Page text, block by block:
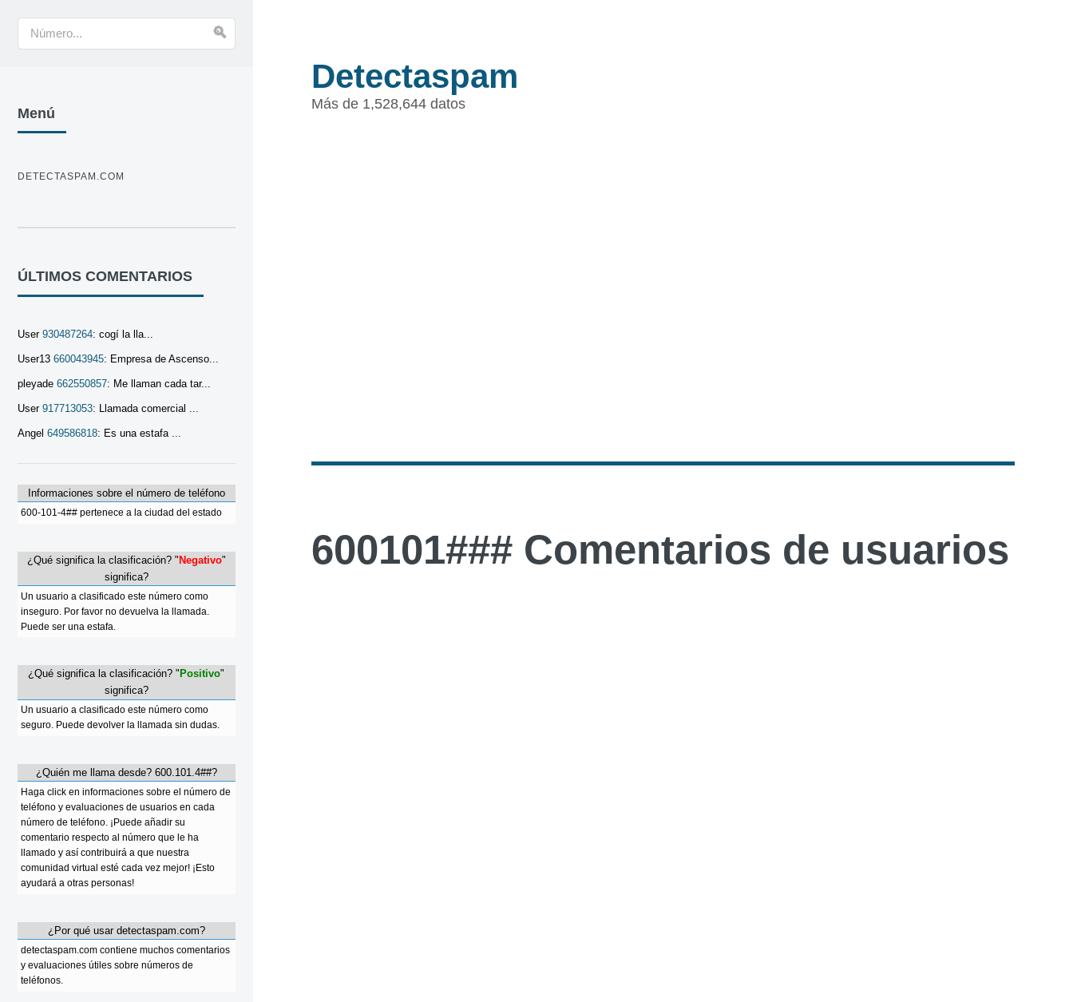
Detectaspam
Más de 1,528,644 datos
600101### Comentarios de usuarios
Menú
DETECTASPAM.COM
ÚLTIMOS COMENTARIOS
User 930487264: cogí la lla...
User13 660043945: Empresa de Ascenso...
pleyade 662550857: Me llaman cada tar...
User 917713053: Llamada comercial ...
Angel 649586818: Es una estafa ...
Informaciones sobre el número de teléfono
600-101-4## pertenece a la ciudad del estado
¿Qué significa la clasificación? "Negativo"
significa?
Un usuario a clasificado este número como
inseguro. Por favor no devuelva la llamada.
Puede ser una estafa.
¿Qué significa la clasificación? " Positivo"
significa?
Un usuario a clasificado este número como
seguro. Puede devolver la llamada sin dudas.
¿Quién me llama desde? 600.101.4##?
Haga click en informaciones sobre el número de
teléfono y evaluaciones de usuarios en cada
número de teléfono. ¡Puede añadir su
comentario respecto al número que le ha
llamado y así contribuirá a que nuestra
comunidad virtual esté cada vez mejor! ¡Esto
ayudará a otras personas!
¿Por qué usar detectaspam.com?
detectaspam.com contiene muchos comentarios
y evaluaciones útiles sobre números de
teléfonos.